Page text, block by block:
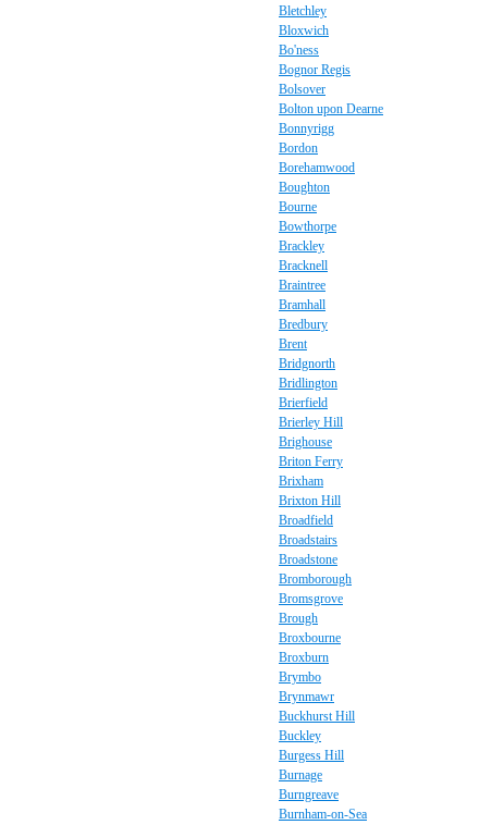
Bletchley
Bloxwich
Bo'ness
Bognor Regis
Bolsover
Bolton upon Dearne
Bonnyrigg
Bordon
Borehamwood
Boughton
Bourne
Bowthorpe
Brackley
Bracknell
Braintree
Bramhall
Bredbury
Brent
Bridgnorth
Bridlington
Brierfield
Brierley Hill
Brighouse
Briton Ferry
Brixham
Brixton Hill
Broadfield
Broadstairs
Broadstone
Bromborough
Bromsgrove
Brough
Broxbourne
Broxburn
Brymbo
Brynmawr
Buckhurst Hill
Buckley
Burgess Hill
Burnage
Burngreave
Burnham-on-Sea